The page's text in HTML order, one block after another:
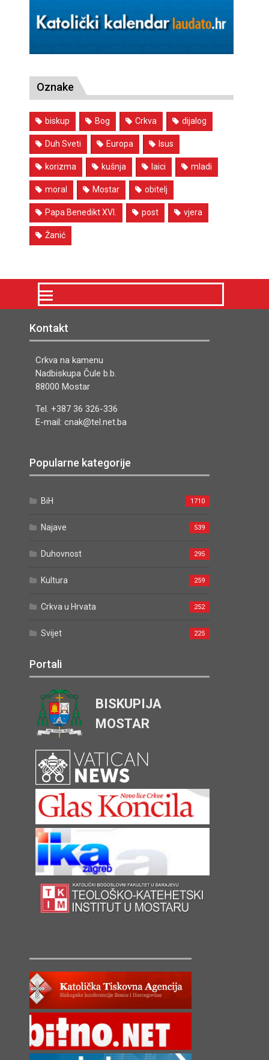
Oznake
biskup Bog Crkva dijalog
Duh Sveti Europa Isus
korizma kušnja laici mladi
moral Mostar obitelj
Papa Benedikt XVI. post vjera
Žanić
Kontakt
Crkva na kamenu
Nadbiskupa Čule b.b.
88000 Mostar
Tel. +387 36 326-336
E-mail: cnak@tel.net.ba
Popularne kategorije
BiH 1710
Najave 539
Duhovnost 295
Kultura 259
Crkva u Hrvata 252
Svijet 225
Portali
BISKUPIJA
MOSTAR